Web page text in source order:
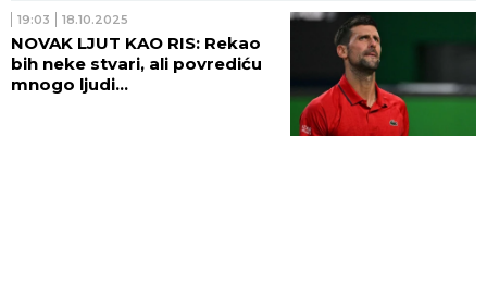
19:03 18.10.2025
NOVAK LJUT KAO RIS: Rekao
bih neke stvari, ali povrediću
mnogo ljudi...